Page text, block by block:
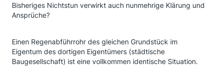
Bisheriges Nichtstun verwirkt auch nunmehrige Klärung und
Ansprüche?
Einen Regenabführrohr des gleichen Grundstück im
Eigentum des dortigen Eigentümers (städtische
Baugesellschaft) ist eine vollkommen identische Situation.